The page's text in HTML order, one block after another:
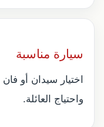
سيارة مناسبة
اختيار سيدان أو
واحتياج العائلة.